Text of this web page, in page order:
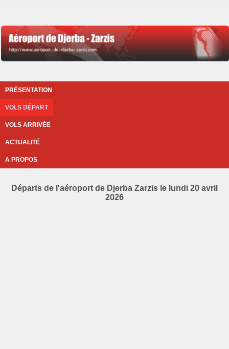
PRÉSENTATION
VOLS DÉPART
VOLS ARRIVÉE
ACTUALITÉ
A PROPOS
Départs de l'aéroport de Djerba Zarzis le lundi 20 avril
2026